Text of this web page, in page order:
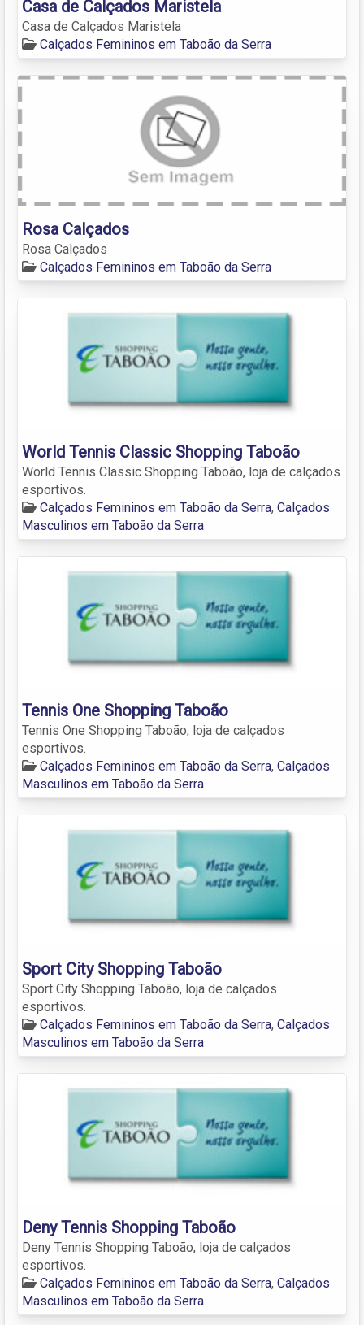
Casa de Calçados Maristela
Casa de Calçados Maristela
Calçados Femininos em Taboão da Serra
Rosa Calçados
Rosa Calçados
Calçados Femininos em Taboão da Serra
World Tennis Classic Shopping Taboão
World Tennis Classic Shopping Taboão, loja de calçados
esportivos.
Calçados Femininos em Taboão da Serra, Calçados
Masculinos em Taboão da Serra
Tennis One Shopping Taboão
Tennis One Shopping Taboão, loja de calçados
esportivos.
Calçados Femininos em Taboão da Serra, Calçados
Masculinos em Taboão da Serra
Sport City Shopping Taboão
Sport City Shopping Taboão, loja de calçados
esportivos.
Calçados Femininos em Taboão da Serra, Calçados
Masculinos em Taboão da Serra
Deny Tennis Shopping Taboão
Deny Tennis Shopping Taboão, loja de calçados
esportivos.
Calçados Femininos em Taboão da Serra, Calçados
Masculinos em Taboão da Serra